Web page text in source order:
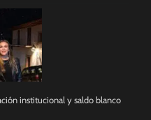
institucional y saldo blanco